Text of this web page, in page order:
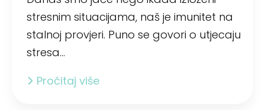
stresnim situacijama, naš je imunitet na
stalnoj provjeri. Puno se govori o utjecaju
stresa…
Pročitaj više